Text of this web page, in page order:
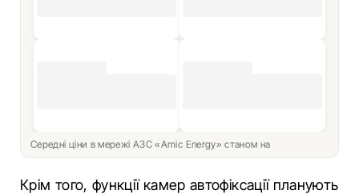
Середні ціни в мережі АЗС «Amic Energy» станом на
Крім того, функції камер автофіксації планують